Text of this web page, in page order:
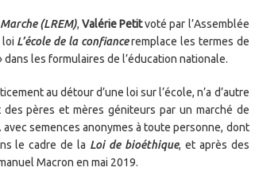
(LREM), Valérie Petitvoté par l’Assemblée
loi L’école de la confianceremplace les termes de
dans les formulaires de l’éducation nationale.
au détour d’une loi sur l’école, n’a d’autre
pères et mères géniteurs par un marché de
avec semences anonymes à toute personne, dont
le cadre de la Loi de bioéthique, et après des
Macron en mai 2019.